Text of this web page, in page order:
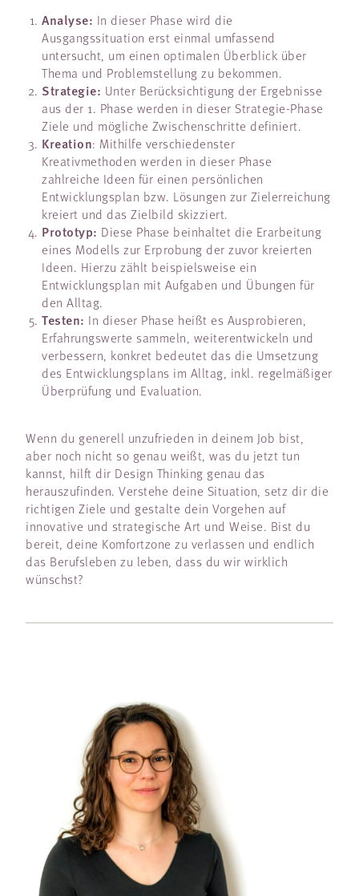
Analyse: In dieser Phase wird die
Ausgangssituation erst einmal umfassend
untersucht, um einen optimalen Überblick über
Thema und Problemstellung zu bekommen.
Strategie: Unter Berücksichtigung der Ergebnisse
aus der 1. Phase werden in dieser Strategie-Phase
Ziele und mögliche Zwischenschritte definiert.
Kreation: Mithilfe verschiedenster
Kreativmethoden werden in dieser Phase
zahlreiche Ideen für einen persönlichen
Entwicklungsplan bzw. Lösungen zur Zielerreichung
kreiert und das Zielbild skizziert.
Prototyp: Diese Phase beinhaltet die Erarbeitung
eines Modells zur Erprobung der zuvor kreierten
Ideen. Hierzu zählt beispielsweise ein
Entwicklungsplan mit Aufgaben und Übungen für
den Alltag.
Testen: In dieser Phase heißt es Ausprobieren,
Erfahrungswerte sammeln, weiterentwickeln und
verbessern, konkret bedeutet das die Umsetzung
des Entwicklungsplans im Alltag, inkl. regelmäßiger
Überprüfung und Evaluation.
Wenn du generell unzufrieden in deinem Job bist,
aber noch nicht so genau weißt, was du jetzt tun
kannst, hilft dir Design Thinking genau das
herauszufinden. Verstehe deine Situation, setz dir die
richtigen Ziele und gestalte dein Vorgehen auf
innovative und strategische Art und Weise. Bist du
bereit, deine Komfortzone zu verlassen und endlich
das Berufsleben zu leben, dass du wir wirklich
wünschst?